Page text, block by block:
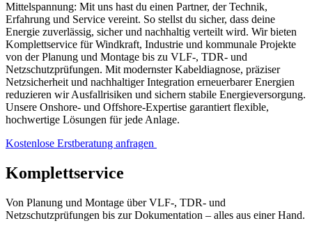
Mittelspannung: Mit uns hast du einen Partner, der Technik,
Erfahrung und Service vereint. So stellst du sicher, dass deine
Energie zuverlässig, sicher und nachhaltig verteilt wird. Wir bieten
Komplettservice für Windkraft, Industrie und kommunale Projekte
von der Planung und Montage bis zu VLF-, TDR- und
Netzschutzprüfungen. Mit modernster Kabeldiagnose, präziser
Netzsicherheit und nachhaltiger Integration erneuerbarer Energien
reduzieren wir Ausfallrisiken und sichern stabile Energieversorgung.
Unsere Onshore- und Offshore-Expertise garantiert flexible,
hochwertige Lösungen für jede Anlage.
Kostenlose Erstberatung anfragen
Komplettservice
Von Planung und Montage über VLF-, TDR- und
Netzschutzprüfungen bis zur Dokumentation – alles aus einer Hand.